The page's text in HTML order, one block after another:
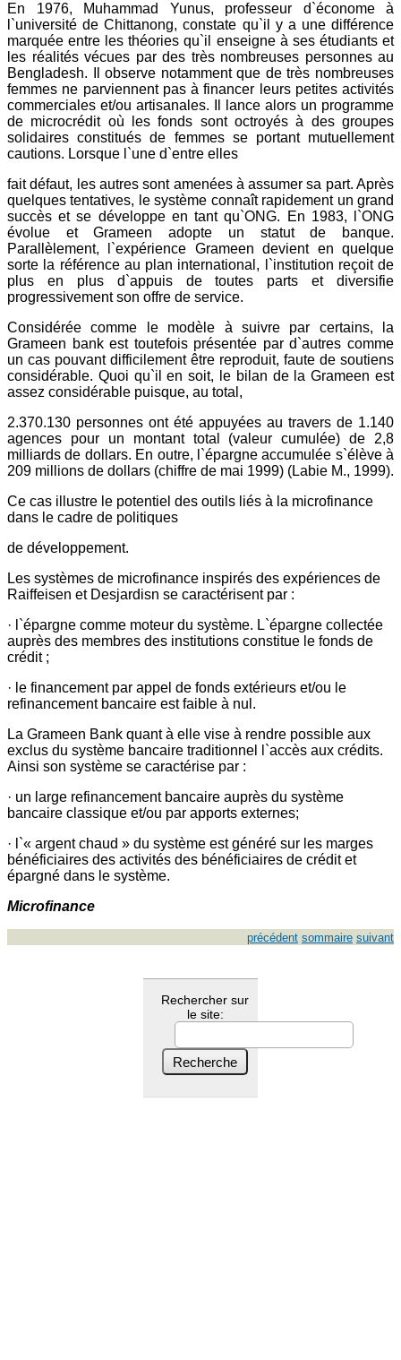
En 1976, Muhammad Yunus, professeur d`économe à
l`université de Chittanong, constate qu`il y a une différence
marquée entre les théories qu`il enseigne à ses étudiants et
les réalités vécues par des très nombreuses personnes au
Bengladesh. Il observe notamment que de très nombreuses
femmes ne parviennent pas à financer leurs petites activités
commerciales et/ou artisanales. Il lance alors un programme
de microcrédit où les fonds sont octroyés à des groupes
solidaires constitués de femmes se portant mutuellement
cautions. Lorsque l`une d`entre elles
fait défaut, les autres sont amenées à assumer sa part. Après
quelques tentatives, le système connaît rapidement un grand
succès et se développe en tant qu`ONG. En 1983, l`ONG
évolue et Grameen adopte un statut de banque.
Parallèlement, l`expérience Grameen devient en quelque
sorte la référence au plan international, l`institution reçoit de
plus en plus d`appuis de toutes parts et diversifie
progressivement son offre de service.
Considérée comme le modèle à suivre par certains, la
Grameen bank est toutefois présentée par d`autres comme
un cas pouvant difficilement être reproduit, faute de soutiens
considérable. Quoi qu`il en soit, le bilan de la Grameen est
assez considérable puisque, au total,
2.370.130 personnes ont été appuyées au travers de 1.140
agences pour un montant total (valeur cumulée) de 2,8
milliards de dollars. En outre, l`épargne accumulée s`élève à
209 millions de dollars (chiffre de mai 1999) (Labie M., 1999).
Ce cas illustre le potentiel des outils liés à la microfinance
dans le cadre de politiques
de développement.
Les systèmes de microfinance inspirés des expériences de
Raiffeisen et Desjardisn se caractérisent par :
· l`épargne comme moteur du système. L`épargne collectée
auprès des membres des institutions constitue le fonds de
crédit ;
· le financement par appel de fonds extérieurs et/ou le
refinancement bancaire est faible à nul.
La Grameen Bank quant à elle vise à rendre possible aux
exclus du système bancaire traditionnel l`accès aux crédits.
Ainsi son système se caractérise par :
· un large refinancement bancaire auprès du système
bancaire classique et/ou par apports externes;
· l`« argent chaud » du système est généré sur les marges
bénéficiaires des activités des bénéficiaires de crédit et
épargné dans le système.
Microfinance
précédent sommaire suivant
Rechercher sur
le site: